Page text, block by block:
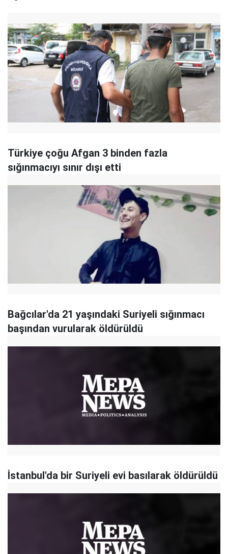
Türkiye çoğu Afgan 3 binden fazla
sığınmacıyı sınır dışı etti
Bağcılar'da 21 yaşındaki Suriyeli sığınmacı
başından vurularak öldürüldü
İstanbul'da bir Suriyeli evi basılarak öldürüldü